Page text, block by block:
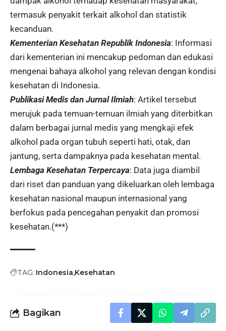
termasuk penyakit terkait alkohol dan statistik
kecanduan.
Kementerian Kesehatan Republik Indonesia: Informasi
dari kementerian ini mencakup pedoman dan edukasi
mengenai bahaya alkohol yang relevan dengan kondisi
kesehatan di Indonesia.
Publikasi Medis dan Jurnal Ilmiah: Artikel tersebut
merujuk pada temuan-temuan ilmiah yang diterbitkan
dalam berbagai jurnal medis yang mengkaji efek
alkohol pada organ tubuh seperti hati, otak, dan
jantung, serta dampaknya pada kesehatan mental.
Lembaga Kesehatan Terpercaya: Data juga diambil
dari riset dan panduan yang dikeluarkan oleh lembaga
kesehatan nasional maupun internasional yang
berfokus pada pencegahan penyakit dan promosi
kesehatan.(***)
TAG: Indonesia Kesehatan
Bagikan